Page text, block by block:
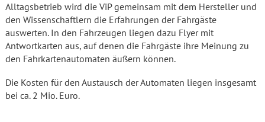
Alltagsbetrieb wird die ViP gemeinsam mit dem Hersteller und
den Wissenschaftlern die Erfahrungen der Fahrgäste
auswerten. In den Fahrzeugen liegen dazu Flyer mit
Antwortkarten aus, auf denen die Fahrgäste ihre Meinung zu
den Fahrkartenautomaten äußern können.
Die Kosten für den Austausch der Automaten liegen insgesamt
bei ca. 2 Mio. Euro.